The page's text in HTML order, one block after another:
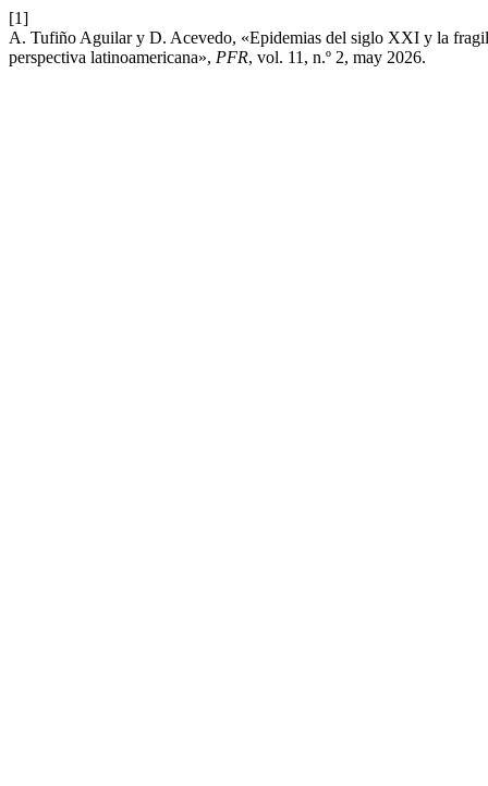
[1]
A. Tufiño Aguilar y D. Acevedo, «Epidemias del siglo XXI y la
perspectiva latinoamericana», PFR, vol. 11, n.º 2, may 2026.